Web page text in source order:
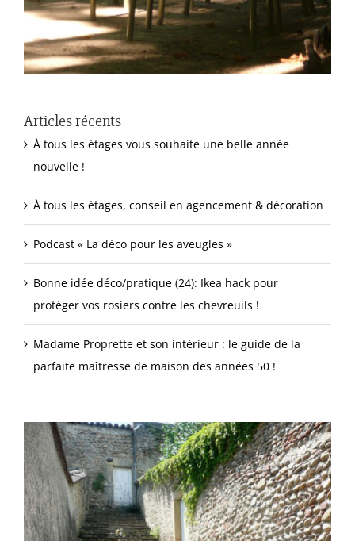
Articles récents
À tous les étages vous souhaite une belle année
nouvelle !
À tous les étages, conseil en agencement & décoration
Podcast « La déco pour les aveugles »
Bonne idée déco/pratique (24): Ikea hack pour
protéger vos rosiers contre les chevreuils !
Madame Proprette et son intérieur : le guide de la
parfaite maîtresse de maison des années 50 !